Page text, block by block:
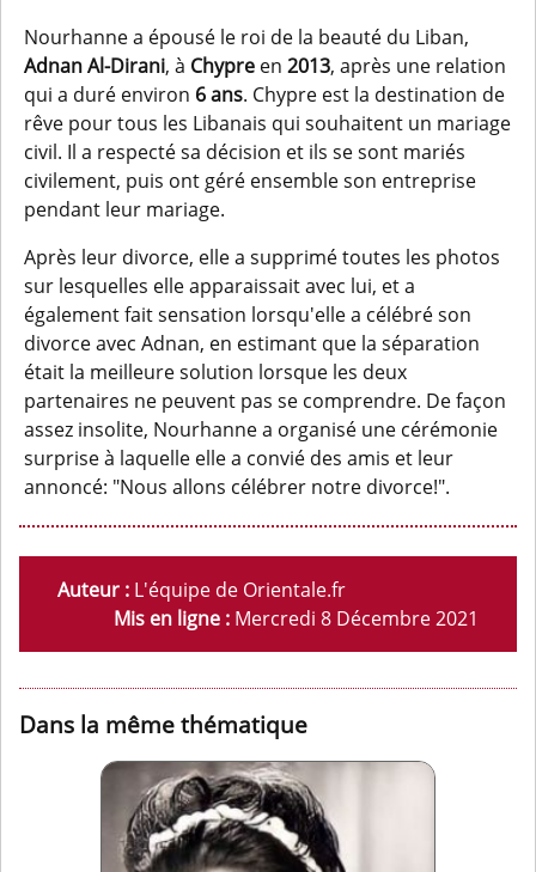
Nourhanne a épousé le roi de la beauté du Liban,
Adnan Al-Dirani, à Chypre en2013, après une relation
qui a duré environ 6 ans. Chypre est la destination de
rêve pour tous les Libanais qui souhaitent un mariage
civil. Il a respecté sa décision et ils se sont mariés
civilement, puis ont géré ensemble son entreprise
pendant leur mariage.
Après leur divorce, elle a supprimé toutes les photos
sur lesquelles elle apparaissait avec lui, et a
également fait sensation lorsqu'elle a célébré son
divorce avec Adnan, en estimant que la séparation
était la meilleure solution lorsque les deux
partenaires ne peuvent pas se comprendre. De façon
assez insolite, Nourhanne a organisé une cérémonie
surprise à laquelle elle a convié des amis et leur
annoncé: "Nous allons célébrer notre divorce!".
Auteur : L'équipe de Orientale.fr
Mis en ligne : Mercredi 8 Décembre 2021
Dans la même thématique